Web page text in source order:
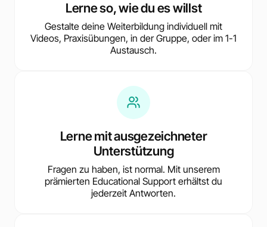
Lerne so, wie du es willst
Gestalte deine Weiterbildung individuell mit
Videos, Praxisübungen, in der Gruppe, oder im 1-1
Austausch.
Lerne mit ausgezeichneter
Unterstützung
Fragen zu haben, ist normal. Mit unserem
prämierten Educational Support erhältst du
jederzeit Antworten.